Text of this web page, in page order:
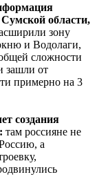
области,
зону
и Водолаги,
сложности
зашли от
примерно на 3
создания
там россияне не
а